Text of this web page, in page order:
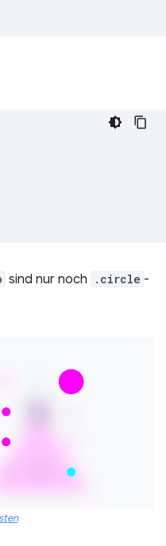
sind nur noch .circle -